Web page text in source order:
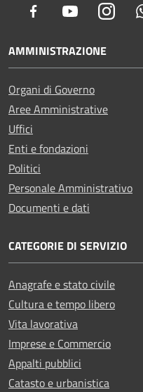
Facebook Youtube
AMMINISTRAZIONE
Organi di Governo
Aree Amministrative
Uffici
Enti e fondazioni
Politici
Personale Amministrativo
Documenti e dati
CATEGORIE DI SERVIZIO
Anagrafe e stato civile
Cultura e tempo libero
Vita lavorativa
Imprese e Commercio
Appalti pubblici
Catasto e urbanistica